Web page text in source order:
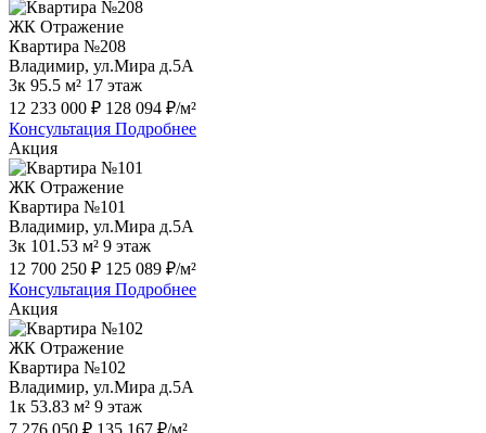
ЖК Отражение
Квартира №208
Владимир, ул.Мира д.5А
3к 95.5 м² 17 этаж
12 233 000 ₽ 128 094 ₽/м²
Консультация Подробнее
Акция
ЖК Отражение
Квартира №101
Владимир, ул.Мира д.5А
3к 101.53 м² 9 этаж
12 700 250 ₽ 125 089 ₽/м²
Консультация Подробнее
Акция
ЖК Отражение
Квартира №102
Владимир, ул.Мира д.5А
1к 53.83 м² 9 этаж
7 276 050 ₽ 135 167 ₽/м²